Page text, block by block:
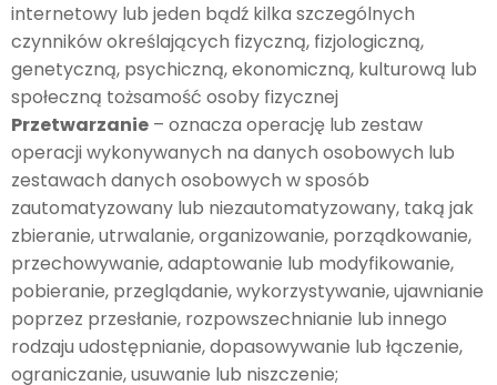
internetowy lub jeden bądź kilka szczególnych
czynników określających fizyczną, fizjologiczną,
genetyczną, psychiczną, ekonomiczną, kulturową lub
społeczną tożsamość osoby fizycznej
Przetwarzanie – oznacza operację lub zestaw
operacji wykonywanych na danych osobowych lub
zestawach danych osobowych w sposób
zautomatyzowany lub niezautomatyzowany, taką jak
zbieranie, utrwalanie, organizowanie, porządkowanie,
przechowywanie, adaptowanie lub modyfikowanie,
pobieranie, przeglądanie, wykorzystywanie, ujawnianie
poprzez przesłanie, rozpowszechnianie lub innego
rodzaju udostępnianie, dopasowywanie lub łączenie,
ograniczanie, usuwanie lub niszczenie;